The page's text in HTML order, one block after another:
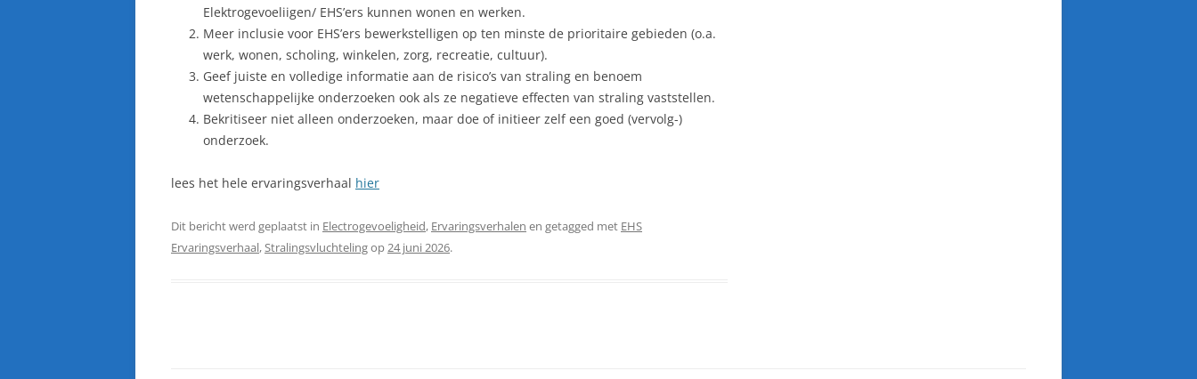
Elektrogevoeliigen/ EHS’ers kunnen wonen en werken.
Meer inclusie voor EHS’ers bewerkstelligen op ten minste de prioritaire gebieden (o.a.
werk, wonen, scholing, winkelen, zorg, recreatie, cultuur).
Geef juiste en volledige informatie aan de risico’s van straling en benoem
wetenschappelijke onderzoeken ook als ze negatieve effecten van straling vaststellen.
Bekritiseer niet alleen onderzoeken, maar doe of initieer zelf een goed (vervolg-)
onderzoek.
lees het hele ervaringsverhaal hier
Dit bericht werd geplaatst in Electrogevoeligheid, Ervaringsverhalen en getagged met EHS
Ervaringsverhaal,Stralingsvluchtelingop24 juni 2026.